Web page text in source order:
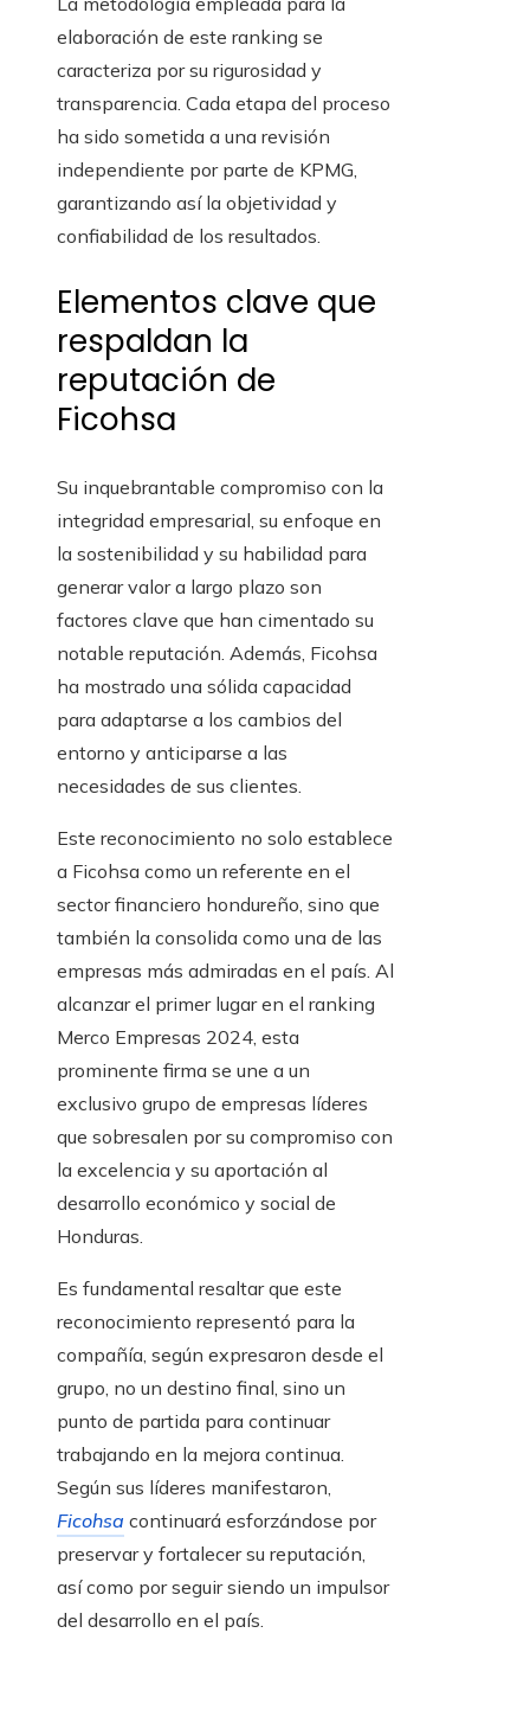
elaboración de este ranking se
caracteriza por su rigurosidad y
transparencia. Cada etapa del proceso
ha sido sometida a una revisión
independiente por parte de KPMG,
garantizando así la objetividad y
confiabilidad de los resultados.
Elementos clave que
respaldan la
reputación de
Ficohsa
Su inquebrantable compromiso con la
integridad empresarial, su enfoque en
la sostenibilidad y su habilidad para
generar valor a largo plazo son
factores clave que han cimentado su
notable reputación. Además, Ficohsa
ha mostrado una sólida capacidad
para adaptarse a los cambios del
entorno y anticiparse a las
necesidades de sus clientes.
Este reconocimiento no solo establece
a Ficohsa como un referente en el
sector financiero hondureño, sino que
también la consolida como una de las
empresas más admiradas en el país. Al
alcanzar el primer lugar en el ranking
Merco Empresas 2024, esta
prominente firma se une a un
exclusivo grupo de empresas líderes
que sobresalen por su compromiso con
la excelencia y su aportación al
desarrollo económico y social de
Honduras.
Es fundamental resaltar que este
reconocimiento representó para la
compañía, según expresaron desde el
grupo, no un destino final, sino un
punto de partida para continuar
trabajando en la mejora continua.
Según sus líderes manifestaron,
Ficohsa continuará esforzándose por
preservar y fortalecer su reputación,
así como por seguir siendo un impulsor
del desarrollo en el país.